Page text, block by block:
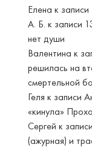
Елена к записи
А. Б. к записи
нет души
Валентина к
решилась на
смертельной
Геля к записи
«кинула»
Сергей к записи
(ажурная) и